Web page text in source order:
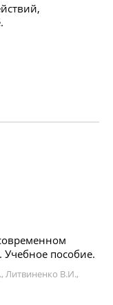
пособие.
Литвиненко В.И.,